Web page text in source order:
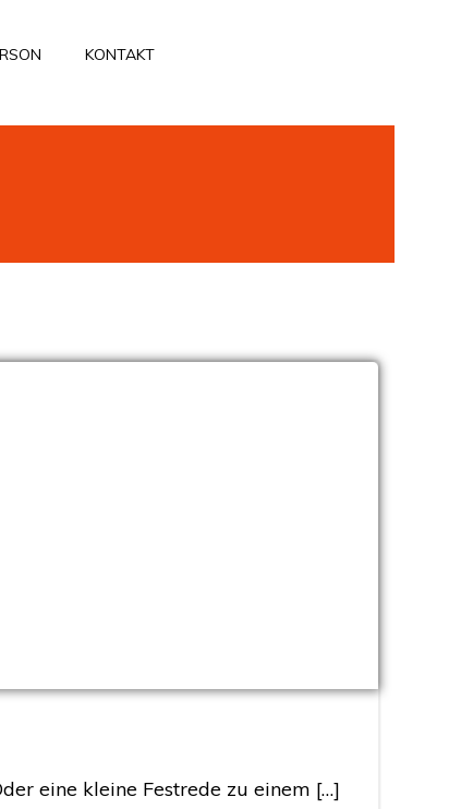
KONTAKT
eine kleine Festrede zu einem […]